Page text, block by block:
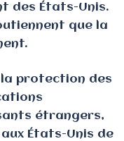
des États-Unis.
que la
la protection des
étrangers,
États-Unis de